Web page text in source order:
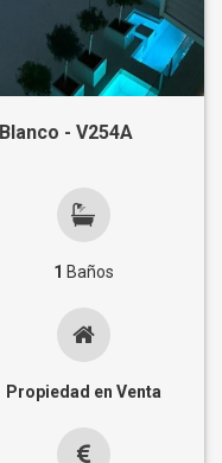
- V254A
1 Baños
Propiedad en Venta